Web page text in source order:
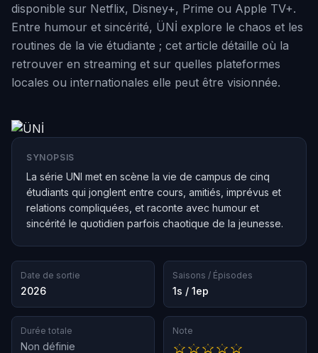
disponible sur Netflix, Disney+, Prime ou Apple TV+.
Entre humour et sincérité, ÜNİ explore le chaos et les
routines de la vie étudiante ; cet article détaille où la
retrouver en streaming et sur quelles plateformes
locales ou internationales elle peut être visionnée.
SYNOPSIS
La série UNI met en scène la vie de campus de cinq
étudiants qui jonglent entre cours, amitiés, imprévus et
relations compliquées, et raconte avec humour et
sincérité le quotidien parfois chaotique de la jeunesse.
Date de sortie
2026
Saisons / Épisodes
1s / 1ep
Durée totale
Non définie
Note